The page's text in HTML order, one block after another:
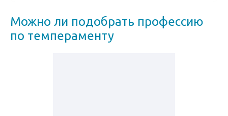
Можно ли подобрать профессию
по темпераменту